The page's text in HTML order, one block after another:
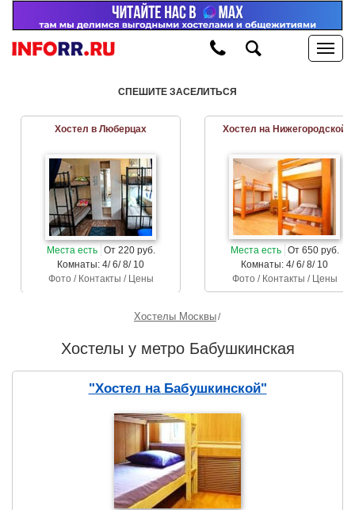
СПЕШИТЕ ЗАСЕЛИТЬСЯ
Хостел в Люберцах
Места есть От 220 руб.
Комнаты: 4/ 6/ 8/ 10
Фото / Контакты / Цены
Хостел на Нижегородской
Места есть От 650 руб.
Комнаты: 4/ 6/ 8/ 10
Фото / Контакты / Цены
Хостелы Москвы
Хостелы у метро Бабушкинская
"Хостел на Бабушкинской"